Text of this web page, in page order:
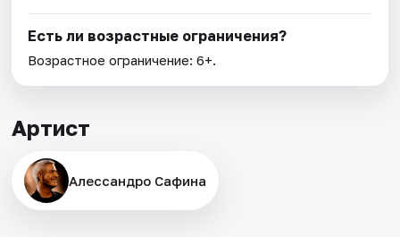
Есть ли возрастные ограничения?
Возрастное ограничение: 6+.
Артист
Алессандро Сафина